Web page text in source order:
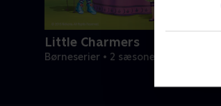
Little Charmers
Børneserier • 2 sæsoner